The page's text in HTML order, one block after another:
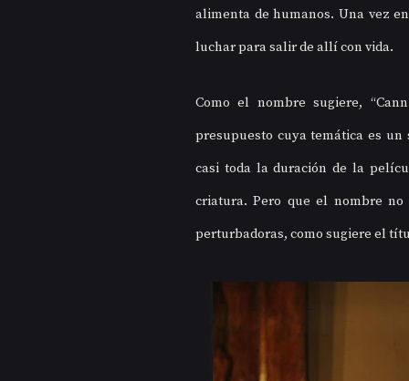
alimenta de humanos. Una vez
luchar para salir de allí con vida.
Como el nombre sugiere,
presupuesto cuya temática es
casi toda la duración de la
criatura. Pero que el nombre
perturbadoras, como sugiere el